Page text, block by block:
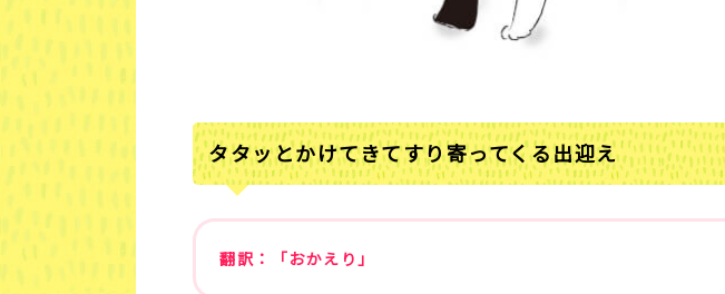
タタッとかけてきてすり寄ってくる出迎え
翻訳：「おかえり」